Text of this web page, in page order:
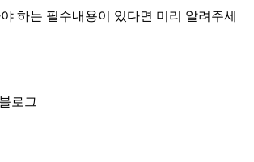
하는 필수내용이 있다면 미리 알려주세
로그